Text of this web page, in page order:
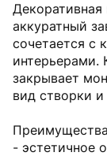
Декоративная
аккуратный
сочетается с
интерьерами.
закрывает
вид створки
- эстетичное